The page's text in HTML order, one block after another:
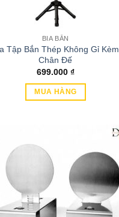
BIA BẮN
Tập Bắn Thép Không Gỉ Kèm
Chân Đế
699.000 ₫
MUA HÀNG